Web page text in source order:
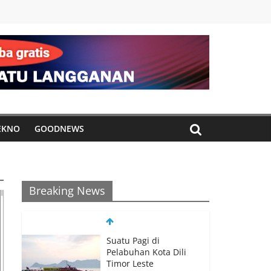
GOODNEWS
Breaking News
Suatu Pagi di
Pelabuhan Kota Dili
Timor Leste